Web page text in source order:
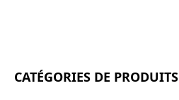
CATÉGORIES DE PRODUITS